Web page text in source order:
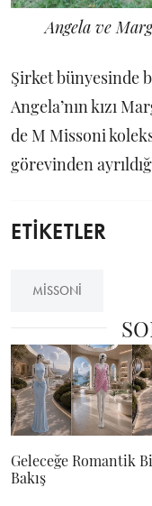
Angela ve
Şirket bünyesinde
Angela’nın kızı
de M Missoni
görevinden
ETİKETLER
MISSONI
Geleceğe Romantik
Bakış